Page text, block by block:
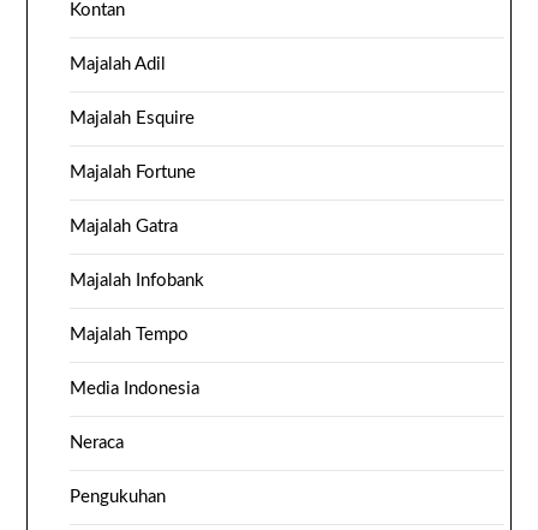
Kontan
Majalah Adil
Majalah Esquire
Majalah Fortune
Majalah Gatra
Majalah Infobank
Majalah Tempo
Media Indonesia
Neraca
Pengukuhan